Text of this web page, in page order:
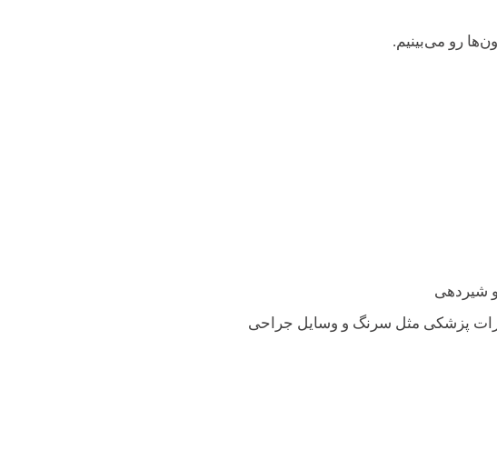
رو می‌بینیم.
و شیردهی
پزشکی مثل سرنگ و وسایل جراحی